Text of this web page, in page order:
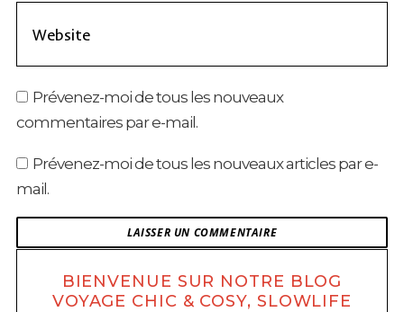
Prévenez-moi de tous les nouveaux
commentaires par e-mail.
Prévenez-moi de tous les nouveaux articles par e-
mail.
BIENVENUE SUR NOTRE BLOG
VOYAGE CHIC & COSY, SLOWLIFE